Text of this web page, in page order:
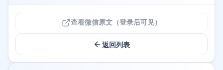
查看微信原文（登录后可见）
返回列表